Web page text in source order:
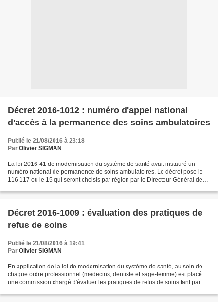
Décret 2016-1012 : numéro d'appel national
d'accès à la permanence des soins ambulatoires
Publié le 21/08/2016 à 23:18
Par Olivier SIGMAN
La loi 2016-41 de modernisation du système de santé avait instauré un
numéro national de permanence de soins ambulatoires. Le décret pose le
116 117 ou le 15 qui seront choisis par région par le DIrecteur Général de
Décret 2016-1009 : évaluation des pratiques de
refus de soins
Publié le 21/08/2016 à 19:41
Par Olivier SIGMAN
En application de la loi de modernisation du système de santé, au sein de
chaque ordre professionnel (médecins, dentiste et sage-femme) est placé
une commission chargé d'évaluer les pratiques de refus de soins tant par